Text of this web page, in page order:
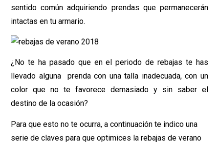
sentido común adquiriendo prendas que permanecerán
intactas en tu armario.
¿No te ha pasado que en el periodo de rebajas te has
llevado alguna prenda con una talla inadecuada, con un
color que no te favorece demasiado y sin saber el
destino de la ocasión?
Para que esto no te ocurra, a continuación te indico una
serie de claves para que optimices la rebajas de verano